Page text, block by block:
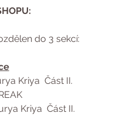
do 3 sekcí:
Kriya  Část II.
Kriya  Část II.